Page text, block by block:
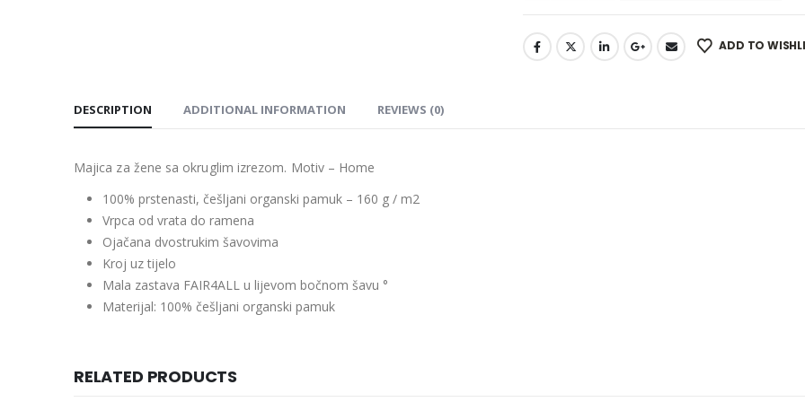
ADD TO
DESCRIPTION ADDITIONAL INFORMATION REVIEWS (0)
Majica za žene sa okruglim izrezom. Motiv – Home
100% prstenasti, češljani organski pamuk – 160 g / m2
Vrpca od vrata do ramena
Ojačana dvostrukim šavovima
Kroj uz tijelo
Mala zastava FAIR4ALL u lijevom bočnom šavu °
Materijal: 100% češljani organski pamuk
RELATED PRODUCTS